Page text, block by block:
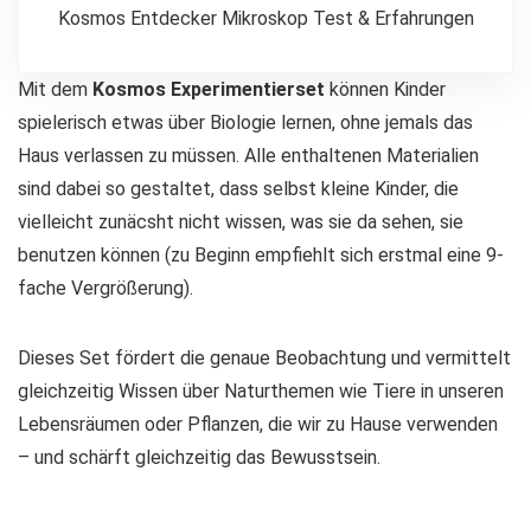
Kosmos Entdecker Mikroskop Test & Erfahrungen
Mit dem Kosmos Experimentierset können Kinder
spielerisch etwas über Biologie lernen, ohne jemals das
Haus verlassen zu müssen. Alle enthaltenen Materialien
sind dabei so gestaltet, dass selbst kleine Kinder, die
vielleicht zunäcsht nicht wissen, was sie da sehen, sie
benutzen können (zu Beginn empfiehlt sich erstmal eine 9-
fache Vergrößerung).
Dieses Set fördert die genaue Beobachtung und vermittelt
gleichzeitig Wissen über Naturthemen wie Tiere in unseren
Lebensräumen oder Pflanzen, die wir zu Hause verwenden
– und schärft gleichzeitig das Bewusstsein.